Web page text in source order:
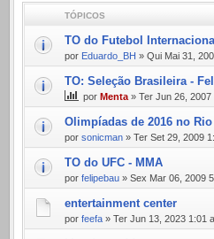
TÓPICOS
TO do Futebol
por Eduardo_BH » Qui Mai 31,
TO: Seleção Brasileira -
por Menta » Ter Jun 26, 2007
Olimpíadas de 2016 no
por sonicman » Ter Set 29, 2009
TO do UFC - MMA
por felipebau » Sex Mar 06, 2009
entertainment center
por feefa » Ter Jun 13, 2023 1:01